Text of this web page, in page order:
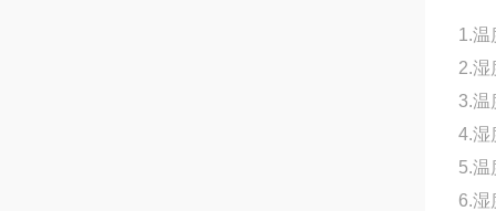
1.
2.湿
3.温
4.湿
5.
6.湿